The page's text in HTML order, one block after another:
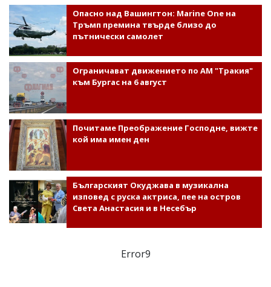
Опасно над Вашингтон: Marine One на
Тръмп премина твърде близо до
пътнически самолет
Ограничават движението по АМ "Тракия"
към Бургас на 6 август
Почитаме Преображение Господне, вижте
кой има имен ден
Българският Окуджава в музикална
изповед с руска актриса, пее на остров
Света Анастасия и в Несебър
Error9